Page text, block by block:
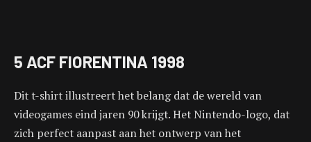
5 ACF FIORENTINA 1998
Dit t-shirt illustreert het belang dat de wereld van
videogames eind jaren 90 krijgt. Het Nintendo-logo, dat
zich perfect aanpast aan het ontwerp van het